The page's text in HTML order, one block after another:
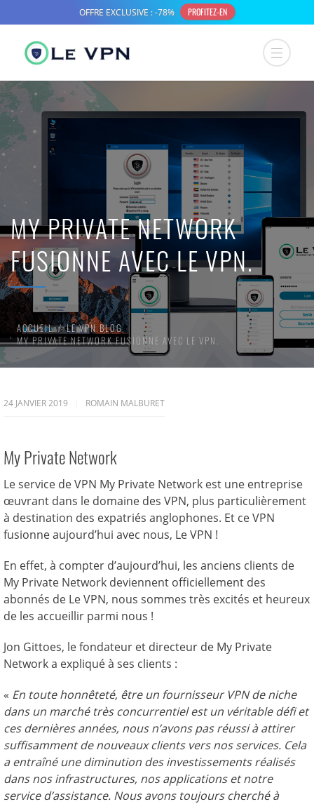
MY PRIVATE NETWORK
FUSIONNE AVEC LE VPN.
ACCUEIL
LE VPN BLOG
MY PRIVATE NETWORK FUSIONNE AVEC LE VPN.
24 JANVIER 2019 ROMAIN MALBURET
My Private Network
Le service de VPN My Private Network est une entreprise
œuvrant dans le domaine des VPN, plus particulièrement
à destination des expatriés anglophones. Et ce VPN
fusionne aujourd’hui avec nous, Le VPN !
En effet, à compter d’aujourd’hui, les anciens clients de
My Private Network deviennent officiellement des
abonnés de Le VPN, nous sommes très excités et heureux
de les accueillir parmi nous !
Jon Gittoes, le fondateur et directeur de My Private
Network a expliqué à ses clients :
« En toute honnêteté, être un fournisseur VPN de niche
dans un marché très concurrentiel est un véritable défi et
ces dernières années, nous n’avons pas réussi à attirer
suffisamment de nouveaux clients vers nos services. Cela
a entraîné une diminution des investissements réalisés
dans nos infrastructures, nos applications et notre
service d’assistance. Nous avons toujours cherché à